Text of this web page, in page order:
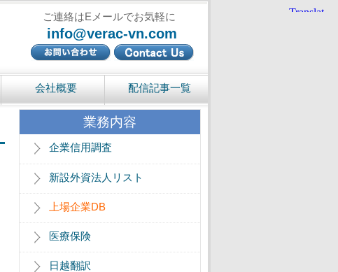
ご連絡はEメールでお気軽に
info@verac-vn.com
会社概要 配信記事一覧
業務内容
企業信用調査
新設外資法人リスト
上場企業DB
医療保険
日越翻訳